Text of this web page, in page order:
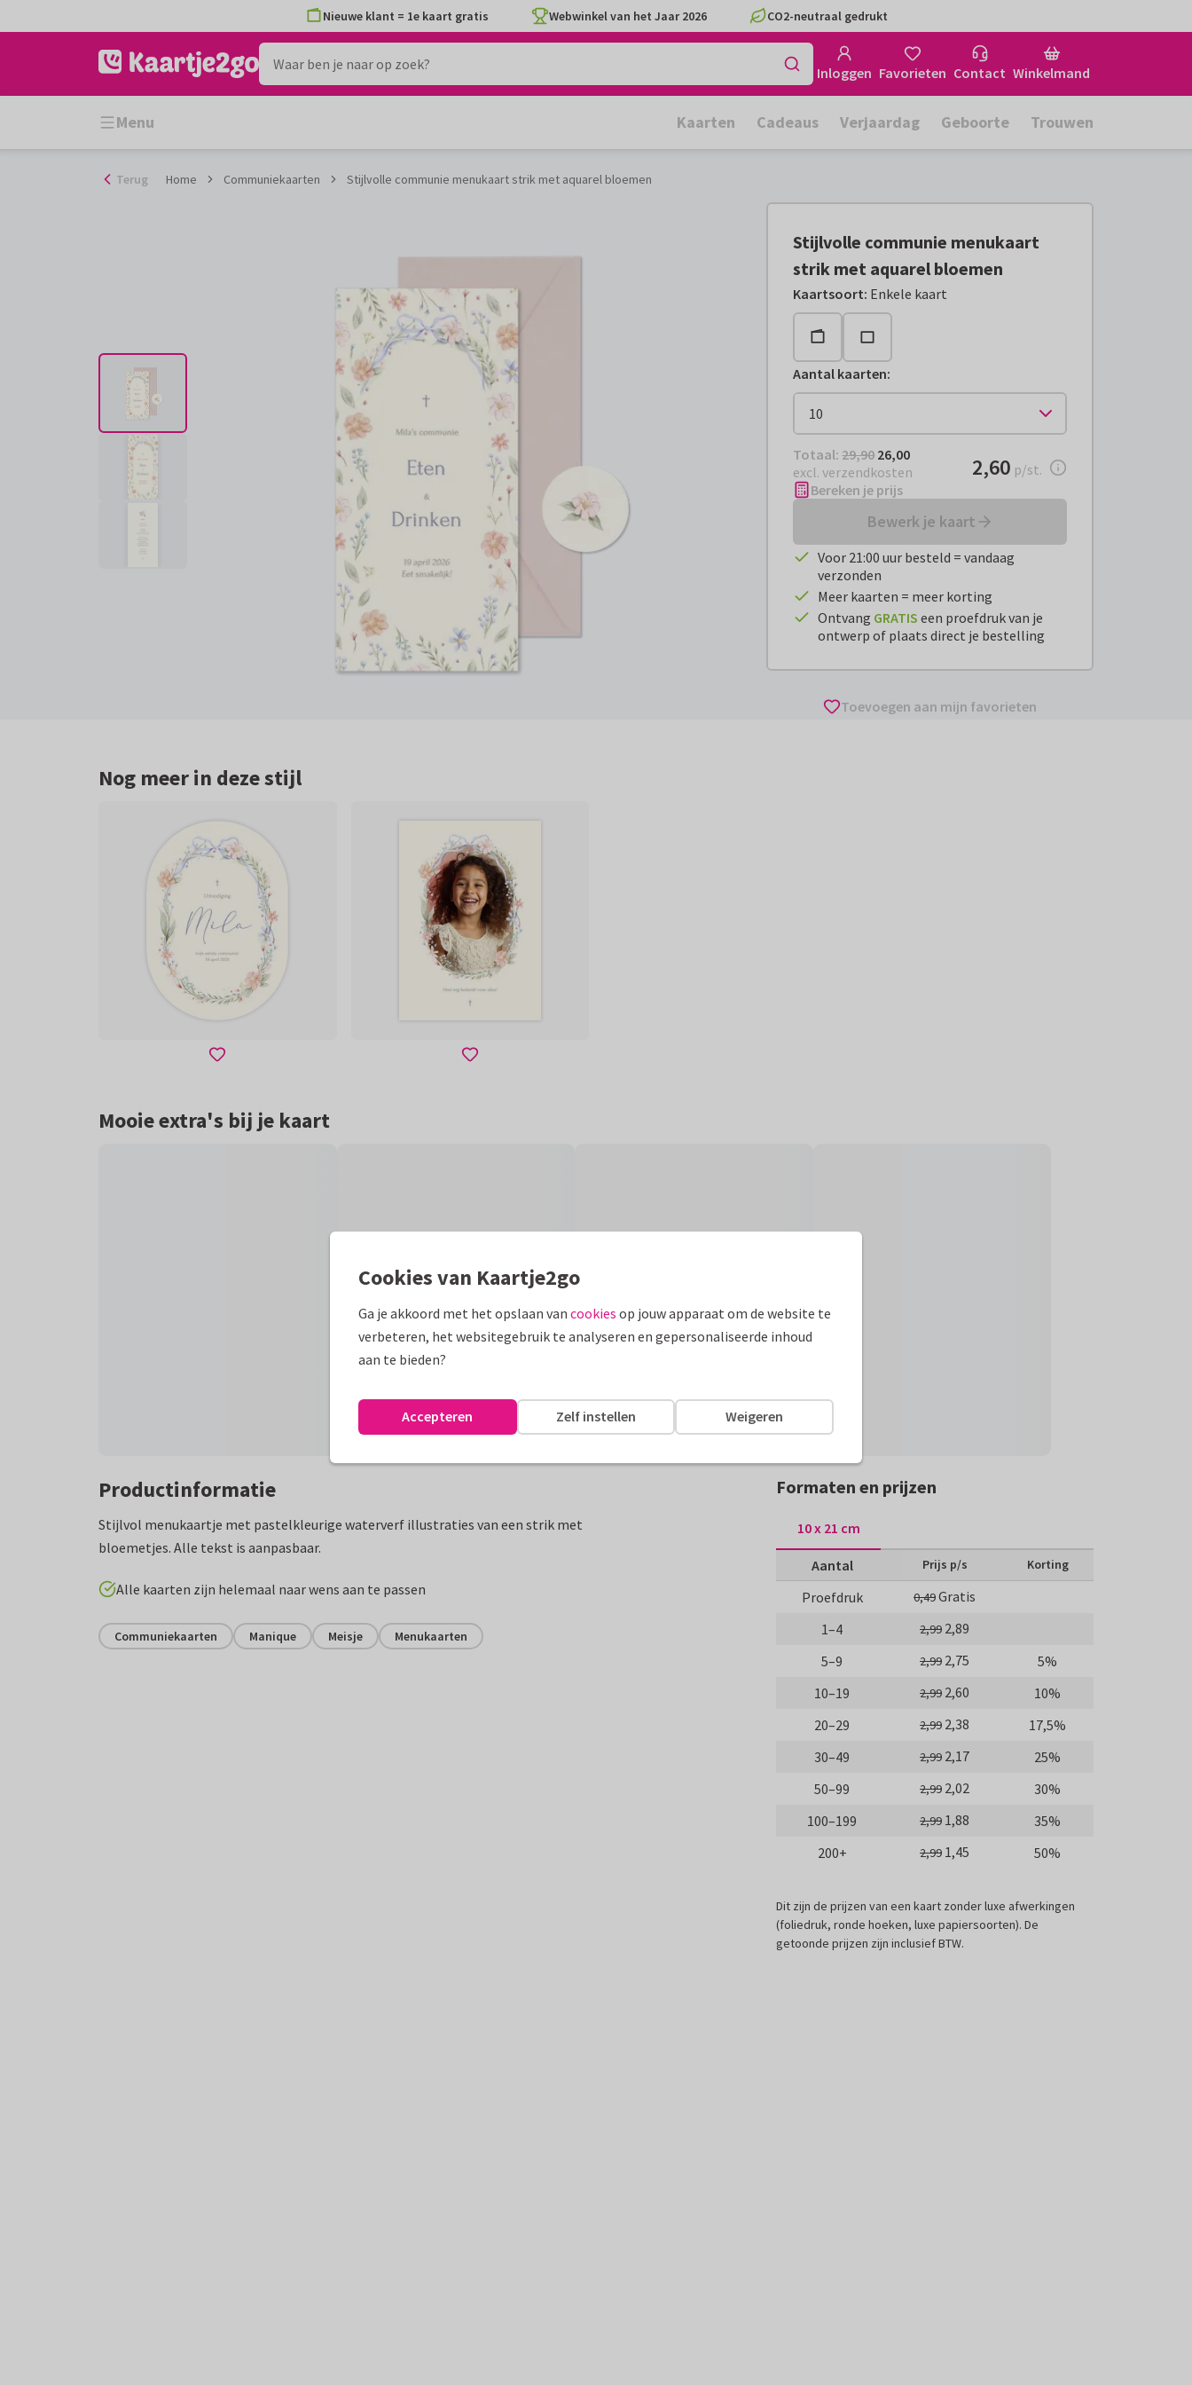
naar
Nieuwe klant = 1e kaart gratis Webwinkel van het Jaar 2026 CO2-neutraal gedrukt
Inloggen Favorieten Contact Winkelmand
Menu Kaarten Cadeaus Verjaardag Geboorte Trouwen
Terug Home Communiekaarten Stijlvolle communie menukaart strik met aquarel bloemen
Stijlvolle communie menukaart
strik met aquarel bloemen
Kaartsoort: Enkele kaart
Aantal kaarten:
Totaal: € 26,00
Totaal: 29,90 26,00
excl. verzendkosten
€ 2,60per stuk
2,60 p/st.
Bereken je prijs
Bewerk je kaart
Voor 21:00 uur besteld = vandaag
verzonden
Meer kaarten = meer korting
Ontvang GRATIS een proefdruk van je
ontwerp of plaats direct je bestelling
Toevoegen aan mijn favorieten
Nog meer in deze stijl
Mooie extra's bij je kaart
Productinformatie
Stijlvol menukaartje met pastelkleurige waterverf illustraties van een strik met
bloemetjes. Alle tekst is aanpasbaar.
Alle kaarten zijn helemaal naar wens aan te passen
Communiekaarten Manique Meisje Menukaarten
Formaten en prijzen
10 x 21 cm
Aantal Prijs p/s Korting
Proefdruk 0,49Gratis
1–4
2,99 2,89
5–9
2,99 2,75
5%
10–19
2,99 2,60
10%
20–29
2,99 2,38
17,5%
30–49
2,99 2,17
25%
50–99
2,99 2,02
30%
100–199
2,99 1,88
35%
200+
2,99 1,45 50%
Dit zijn de prijzen van een kaart zonder luxe afwerkingen
(foliedruk, ronde hoeken, luxe papiersoorten). De
getoonde prijzen zijn inclusief BTW.
Cookies van Kaartje2go
Ga je akkoord met het opslaan van cookies op jouw apparaat om de website te
verbeteren, het websitegebruik te analyseren en gepersonaliseerde inhoud
aan te bieden?
Weigeren
Zelf instellen
Accepteren